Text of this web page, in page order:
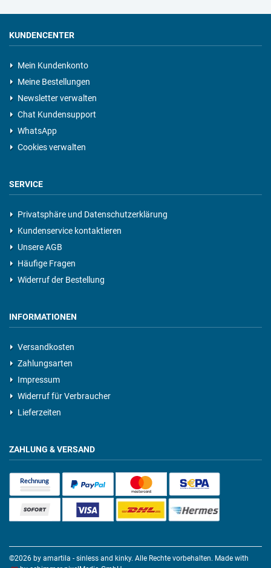
KUNDENCENTER
Mein Kundenkonto
Meine Bestellungen
Newsletter verwalten
Chat Kundensupport
WhatsApp
Cookies verwalten
SERVICE
Privatsphäre und Datenschutzerklärung
Kundenservice kontaktieren
Unsere AGB
Häufige Fragen
Widerruf der Bestellung
INFORMATIONEN
Versandkosten
Zahlungsarten
Impressum
Widerruf für Verbraucher
Lieferzeiten
ZAHLUNG & VERSAND
©2026 by amartila - sinless and kinky. Alle Rechte vorbehalten. Made with